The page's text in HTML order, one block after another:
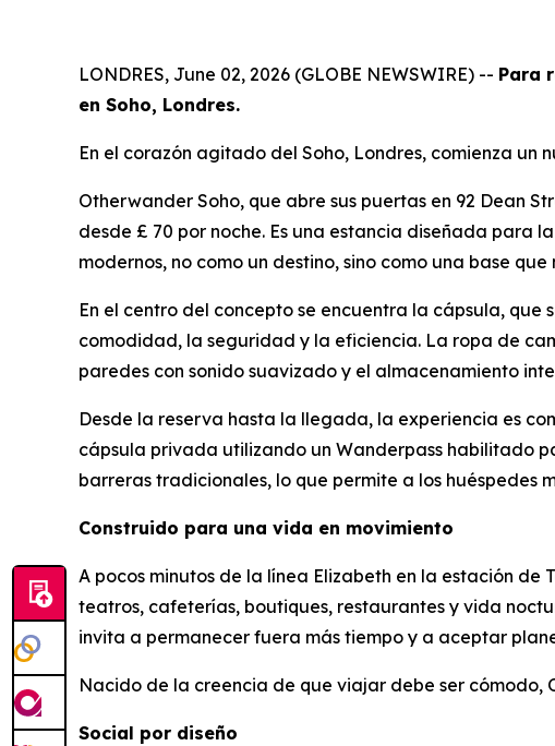
LONDRES, June 02, 2026 (GLOBE NEWSWIRE) -- Para
en Soho, Londres.
En el corazón agitado del Soho, Londres, comienza un
Otherwander Soho, que abre sus puertas en 92 Dean
desde £ 70 por noche. Es una estancia diseñada para
modernos, no como un destino, sino como una base
En el centro del concepto se encuentra la cápsula,
comodidad, la seguridad y la eficiencia. La ropa de
paredes con sonido suavizado y el almacenamiento
Desde la reserva hasta la llegada, la experiencia es
cápsula privada utilizando un Wanderpass habilitado
barreras tradicionales, lo que permite a los huéspedes
Construido para una vida en movimiento
A pocos minutos de la línea Elizabeth en la estación
teatros, cafeterías, boutiques, restaurantes y vida
invita a permanecer fuera más tiempo y a aceptar
Nacido de la creencia de que viajar debe ser cómodo,
Social por diseño